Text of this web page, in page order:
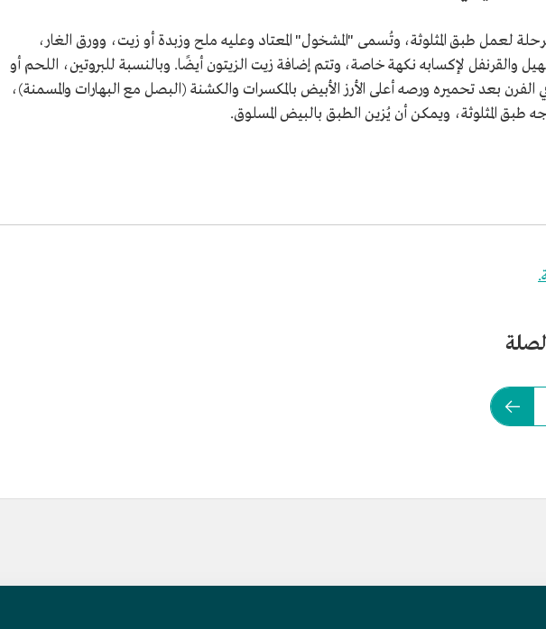
لعمل طبق المثلوثة، وتُسمى "المشخول" المعتاد وعليه ملح وزبدة أو زيت، وورق الغار،
والقرنفل لإكسابه نكهة خاصة، وتتم إضافة زيت الزيتون أيضًا. وبالنسبة للبروتين، اللحم أو
الفرن بعد تحميره ورصه أعلى الأرز الأبيض بالمكسرات والكشنة (البصل مع البهارات والمسمنة)،
طبق المثلوثة، ويمكن أن يُزين الطبق بالبيض المسلوق.